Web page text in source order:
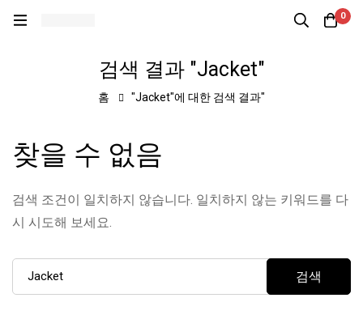
0
검색 결과 "Jacket"
홈 "Jacket"에 대한 검색 결과"
찾을 수 없음
검색 조건이 일치하지 않습니다. 일치하지 않는 키워드를 다
시 시도해 보세요.
검색